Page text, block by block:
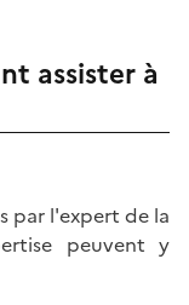
assister à
par l'expert de la
peuvent y